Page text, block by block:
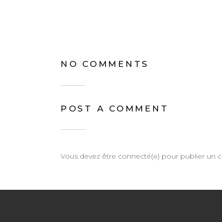
NO COMMENTS
POST A COMMENT
Vous devez être connecté(e) pour publier un